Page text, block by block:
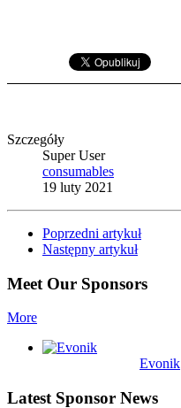
Szczegóły
Super User
consumables
19 luty 2021
Poprzedni artykuł
Następny artykuł
Meet Our Sponsors
More
Evonik
Latest Sponsor News